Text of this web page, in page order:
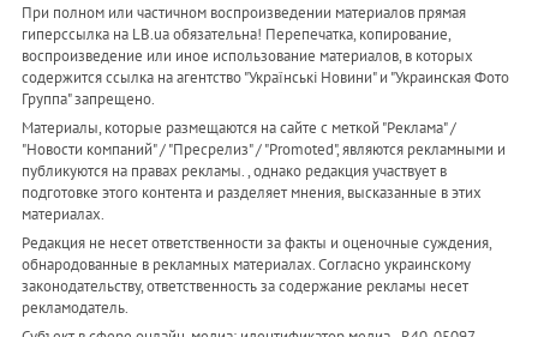
При полном или частичном воспроизведении материалов прямая
гиперссылка на LB.ua обязательна! Перепечатка, копирование,
воспроизведение или иное использование материалов, в которых
содержится ссылка на агентство "Українськi Новини" и "Украинская Фото
Группа" запрещено.
Материалы, которые размещаются на сайте с меткой "Реклама" /
"Новости компаний" / "Пресрелиз" / "Promoted", являются рекламными и
публикуются на правах рекламы. , однако редакция участвует в
подготовке этого контента и разделяет мнения, высказанные в этих
материалах.
Редакция не несет ответственности за факты и оценочные суждения,
обнародованные в рекламных материалах. Согласно украинскому
законодательству, ответственность за содержание рекламы несет
рекламодатель.